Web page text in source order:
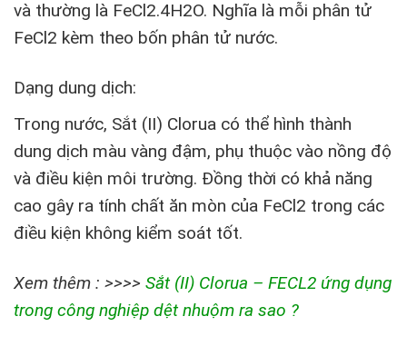
và thường là FeCl2.4H2O. Nghĩa là mỗi phân tử
FeCl2 kèm theo bốn phân tử nước.
Dạng dung dịch:
Trong nước, Sắt (II) Clorua có thể hình thành
dung dịch màu vàng đậm, phụ thuộc vào nồng độ
và điều kiện môi trường. Đồng thời có khả năng
cao gây ra tính chất ăn mòn của FeCl2 trong các
điều kiện không kiểm soát tốt.
Xem thêm : >>>> Sắt (II) Clorua – FECL2 ứng dụng
trong công nghiệp dệt nhuộm ra sao ?